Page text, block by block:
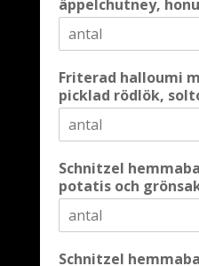
äppelchutney,
Friterad halloumi
picklad rödlök,
Schnitzel
potatis och
Schnitzel